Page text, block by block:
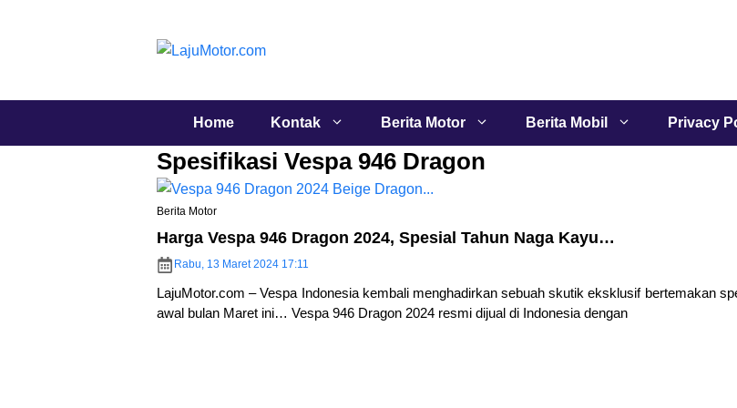
Home Kontak Berita Motor Berita Mobil Privacy
Spesifikasi Vespa 946 Dragon
Berita Motor
Harga Vespa 946 Dragon 2024, Spesial Tahun Naga Kayu…
Rabu, 13 Maret 2024 17:11
LajuMotor.com – Vespa Indonesia kembali menghadirkan sebuah skutik eksklusif bertemakan
awal bulan Maret ini… Vespa 946 Dragon 2024 resmi dijual di Indonesia dengan